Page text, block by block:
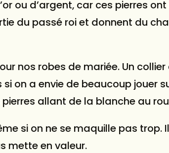
hommes, ce plateau sert de valet
distingué pour les montres, les
boutons de manchette, les bagues
robuste en font un accessoire
une commode pour les essentiels
de tous les jours. Au-delà des
magnifiquement comme plateau
élégant dans une entrée pour les
clés et les portefeuilles ou sur un
ou d’argent, car ces pierres
du passé roi et donnent du
nos robes de mariée. Un
on a envie de beaucoup jouer
allant de la blanche au
si on ne se maquille pas trop.
mette en valeur.